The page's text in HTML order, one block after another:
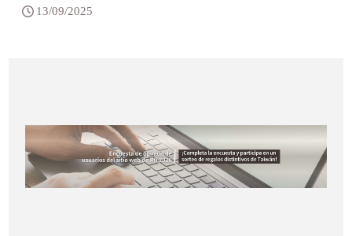
13/09/2025